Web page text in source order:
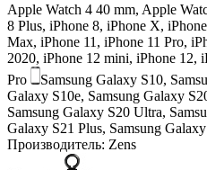
Apple Watch 4 40 mm, Apple
8 Plus, iPhone 8, iPhone X,
Max, iPhone 11, iPhone 11 Pro,
2020, iPhone 12 mini, iPhone 12,
Pro
Samsung Galaxy S10,
Galaxy S10e, Samsung Galaxy
Samsung Galaxy S20 Ultra,
Galaxy S21 Plus, Samsung
Производитель: Zens